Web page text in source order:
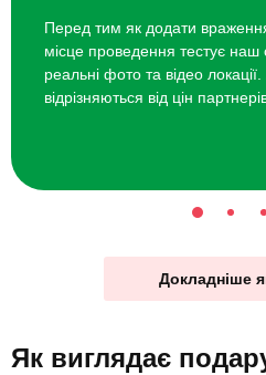
Перед тим як додати
місце проведення тестує наш
реальні фото та відео
відрізняються від цін
Докладніше
Як виглядає